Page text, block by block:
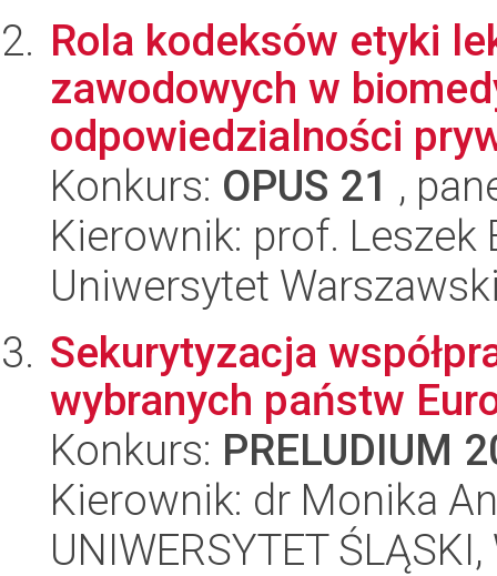
Rola kodeksów etyki
zawodowych w
odpowiedzialności
Konkurs: OPUS 21 ,
Kierownik: prof. Leszek
Uniwersytet
Sekurytyzacja
wybranych państw
Konkurs: PRELUDIUM
Kierownik: dr Monika
UNIWERSYTET